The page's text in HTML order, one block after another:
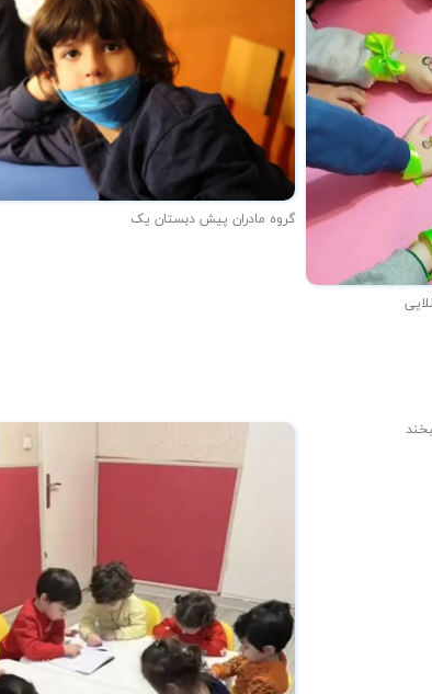
گروه مادران پیش دبستان یک